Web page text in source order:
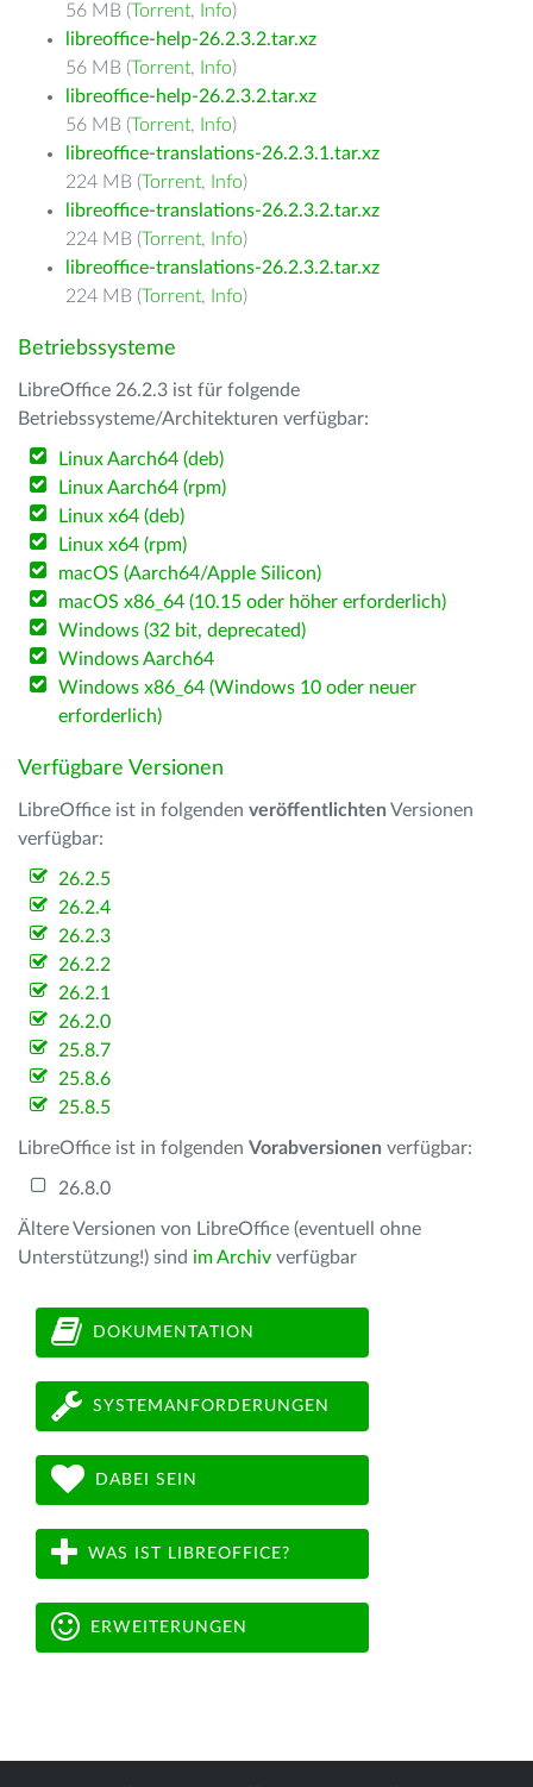
56 MB (Torrent, Info)
libreoffice-help-26.2.3.2.tar.xz
56 MB (Torrent, Info)
libreoffice-help-26.2.3.2.tar.xz
56 MB (Torrent, Info)
libreoffice-translations-26.2.3.1.tar.xz
224 MB (Torrent, Info)
libreoffice-translations-26.2.3.2.tar.xz
224 MB (Torrent, Info)
libreoffice-translations-26.2.3.2.tar.xz
224 MB (Torrent, Info)
Betriebssysteme
LibreOffice 26.2.3 ist für folgende
Betriebssysteme/Architekturen verfügbar:
Linux Aarch64 (deb)
Linux Aarch64 (rpm)
Linux x64 (deb)
Linux x64 (rpm)
macOS (Aarch64/Apple Silicon)
macOS x86_64 (10.15 oder höher erforderlich)
Windows (32 bit, deprecated)
Windows Aarch64
Windows x86_64 (Windows 10 oder neuer
erforderlich)
Verfügbare Versionen
LibreOffice ist in folgenden veröffentlichten Versionen
verfügbar:
26.2.5
26.2.4
26.2.3
26.2.2
26.2.1
26.2.0
25.8.7
25.8.6
25.8.5
LibreOffice ist in folgenden Vorabversionen verfügbar:
26.8.0
Ältere Versionen von LibreOffice (eventuell ohne
Unterstützung!) sind im Archiv verfügbar
DOKUMENTATION
SYSTEMANFORDERUNGEN
DABEI SEIN
WAS IST LIBREOFFICE?
ERWEITERUNGEN